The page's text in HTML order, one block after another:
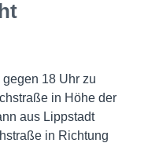
18 Uhr zu
in Höhe der
aus Lippstadt
in Richtung